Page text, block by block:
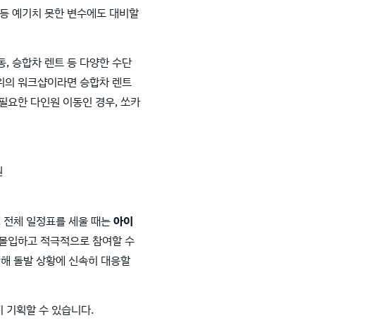
예기치 못한 변수에도 대비할
, 승합차 렌트 등 다양한 수단
워크샵이라면 승합차 렌트
요한 다인원 이동인 경우, 쏘카
체 일정표를 세울 때는아이
입하고 적극적으로 참여할 수
돌발 상황에 신속히 대응할
기획할 수 있습니다.